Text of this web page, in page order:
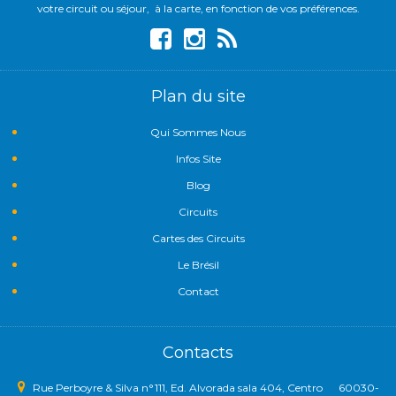
votre circuit ou séjour, à la carte, en fonction de vos préférences.
Plan du site
Qui Sommes Nous
Infos Site
Blog
Circuits
Cartes des Circuits
Le Brésil
Contact
Contacts
Rue Perboyre & Silva n°111, Ed. Alvorada sala 404, Centro 60030-